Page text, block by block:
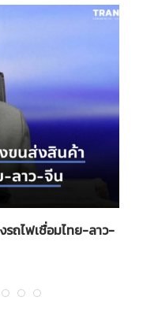
รถไฟเชื่อมไทย-ลาว-